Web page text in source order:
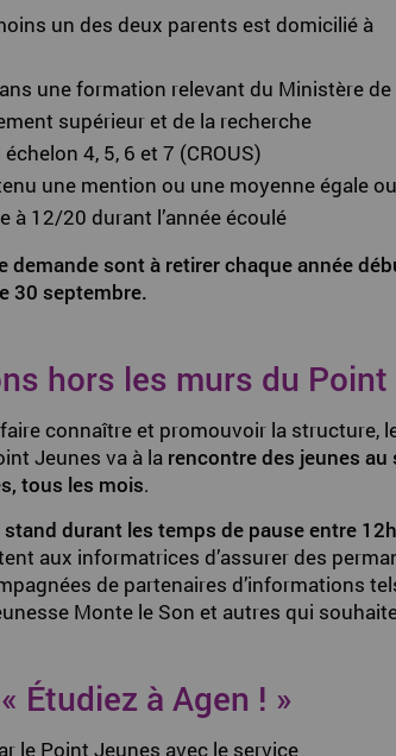
un des deux parents est domicilié à
une formation relevant du Ministère de
supérieur et de la recherche
4, 5, 6 et 7 (CROUS)
une mention ou une moyenne égale ou
à 12/20 durant l’année écoulé
demande sont à retirer chaque année
30 septembre.
hors les murs du
connaître et promouvoir la structure,
Jeunes va à la rencontre des jeunes
tous les mois.
stand durant les temps de pause entre
aux informatrices d’assurer des
de partenaires d’informations
Monte le Son et autres qui
Étudiez à Agen ! »
le Point Jeunes avec le service